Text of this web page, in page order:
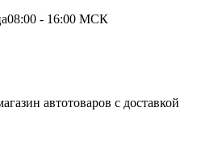
08:00 - 16:00 МСК
автотоваров с доставкой